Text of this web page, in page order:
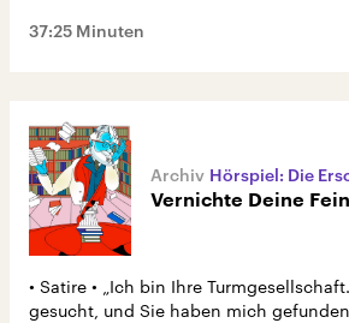
37:25 Minuten
Hörspiel: Die
Vernichte Deine
• Satire • „Ich bin Ihre
gesucht, und Sie haben mich